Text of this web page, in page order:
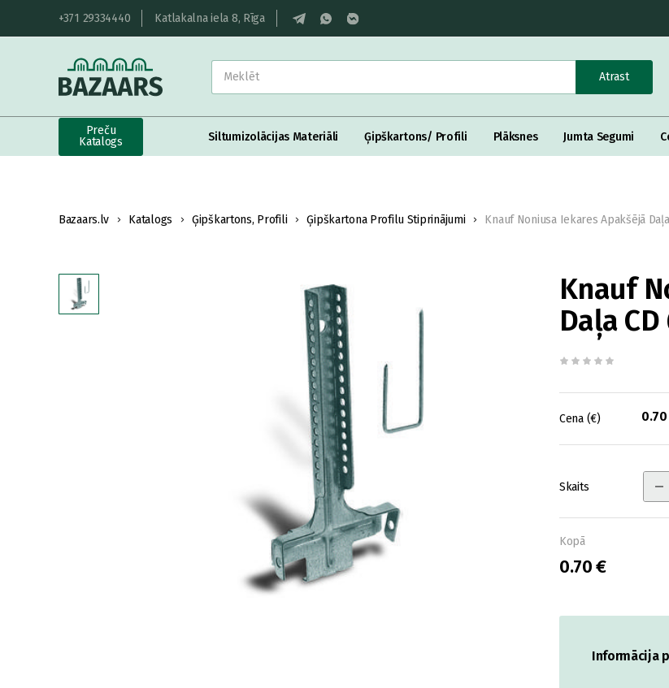
+371 29334440 Katlakalna iela 8, Rīga
Atrast
Preču
Katalogs
Siltumizolācijas Materiāli Ģipškartons/ Profili Plāksnes Jumta Segumi
Bazaars.lv Katalogs Ģipškartons, Profili Ģipškartona Profilu Stiprinājumi Knauf Noniusa Iekares Apakšējā
Knauf
Daļa
Cena (€)
Skaits
Kopā
0.70 €
Informācija